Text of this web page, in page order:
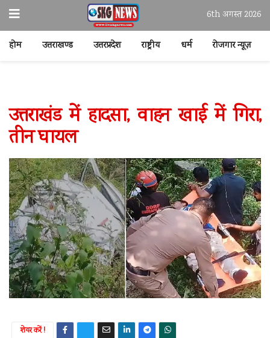
6th अगस्त 2026
होम उत्तराखण्ड उत्तरप्रदेश राष्ट्रीय धर्म रोजगार न्यूज़
उत्तराखंड में हादसा, वाहन खाई में गिरा,
तीन घायल
शेयर करें !